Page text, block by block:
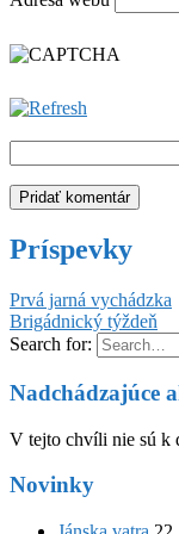
Príspevky
Prvá jarná vychádzka
Brigádnický týždeň
Search for:
Nadchádzajúce
V tejto chvíli nie sú k
Novinky